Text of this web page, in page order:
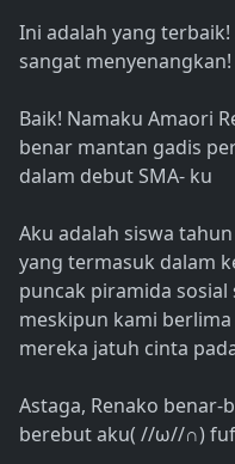
Ini adalah yang
sangat menyenangkan!
Baik! Namaku Amaori
benar mantan gadis
dalam debut SMA- ku
Aku adalah siswa
yang termasuk dalam
puncak piramida
meskipun kami
mereka jatuh cinta
Astaga, Renako benar-
berebut aku( //ω//∩)